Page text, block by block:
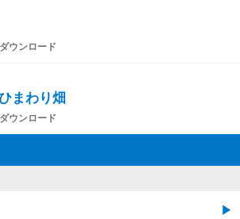
ウンロード
まわり畑
ウンロード